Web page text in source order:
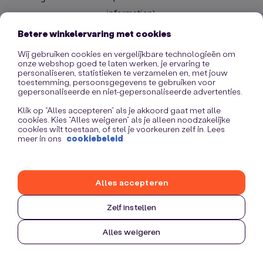
information).
Betere winkelervaring met cookies
Wij gebruiken cookies en vergelijkbare technologieën om
onze webshop goed te laten werken, je ervaring te
personaliseren, statistieken te verzamelen en, met jouw
toestemming, persoonsgegevens te gebruiken voor
gepersonaliseerde en niet-gepersonaliseerde advertenties.
Klik op “Alles accepteren” als je akkoord gaat met alle
cookies. Kies “Alles weigeren” als je alleen noodzakelijke
cookies wilt toestaan, of stel je voorkeuren zelf in. Lees
meer in ons cookiebeleid
Zelf instellen
Alles weigeren
Alles accepteren